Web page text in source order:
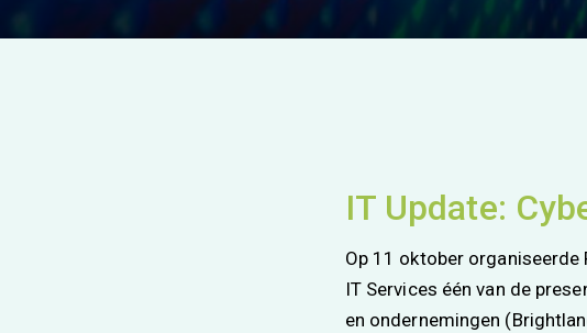
IT Update:
Op 11 oktober organiseerde
IT Services één van de
en ondernemingen